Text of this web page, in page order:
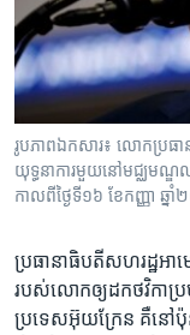
សម្ព័ន្ធ​
រំលង​
និង​
ចូល​
ទៅ​
កាន់​
ទំព័រ​
Khmer English
បណ្តាញ​សង្គម
ភាសា
រូបភាព​ឯកសារ៖ លោក​ប្រធា
យុទ្ធនាការ​មួយ​នៅ​មជ្ឈមណ្ឌ
កាលពី​ថ្ងៃទី១៦ ខែកញ្ញា ឆ្ន
ប្រធានាធិបតី​សហរដ្ឋអា
របស់​លោក​ឲ្យ​ដក​ថវិកា​ប្
ប្រទេសអ៊ុយក្រែន​ គឺ​នៅ​ប៉ុ